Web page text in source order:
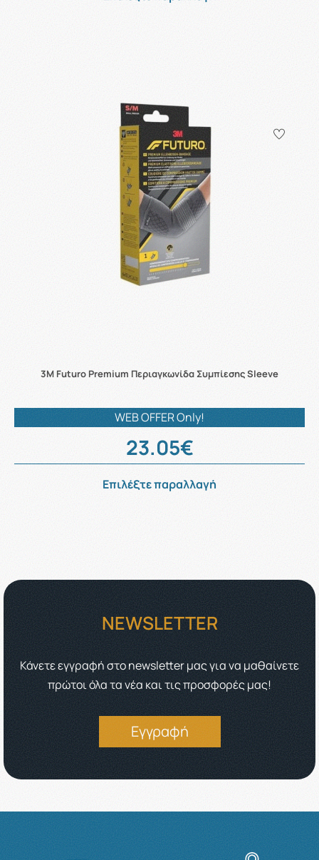
3M Futuro Premium Περιαγκωνίδα Συμπίεσης Sleeve
WEB OFFER Only!
23.05€
Επιλέξτε παραλλαγή
NEWSLETTER
Κάνετε εγγραφή στο newsletter μας για να μαθαίνετε
πρώτοι όλα τα νέα και τις προσφορές μας!
Εγγραφή